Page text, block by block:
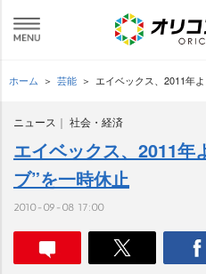
ホーム 芸能 エイベックス、2011年
ニュース 社会・経済
エイベックス、2011年
ブ”を一時休止
2010-09-08 17:00